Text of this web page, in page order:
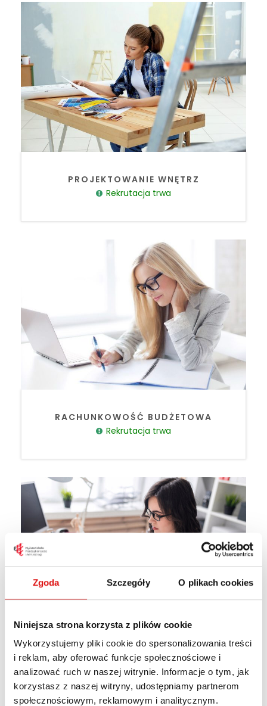
Zgoda Szczegóły O plikach cookies
Niniejsza strona korzysta z plików cookie
Wykorzystujemy pliki cookie do spersonalizowania treści
i reklam, aby oferować funkcje społecznościowe i
analizować ruch w naszej witrynie. Informacje o tym, jak
korzystasz z naszej witryny, udostępniamy partnerom
społecznościowym, reklamowym i analitycznym.
PROJEKTOWANIE WNĘTRZ
Rekrutacja trwa
RACHUNKOWOŚĆ BUDŻETOWA
Rekrutacja trwa
RACHUNKOWOŚĆ I FINANSE
Rekrutacja trwa